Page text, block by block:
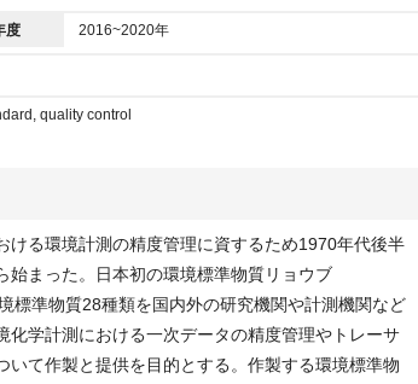
度 2016~2020年
quality control
る環境計測の精度管理に資するため1970年代後半
始まった。日本初の環境標準物質リョウブ
標準物質28種類を国内外の研究機関や計測機関など
学計測における一次データの精度管理やトレーサ
て作製と提供を目的とする。作製する環境標準物